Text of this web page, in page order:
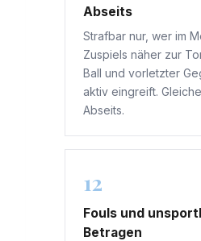
Abseits
Strafbar nur, wer im
Zuspiels näher zur
Ball und vorletzter
aktiv eingreift.
Abseits.
12
Fouls und
Betragen